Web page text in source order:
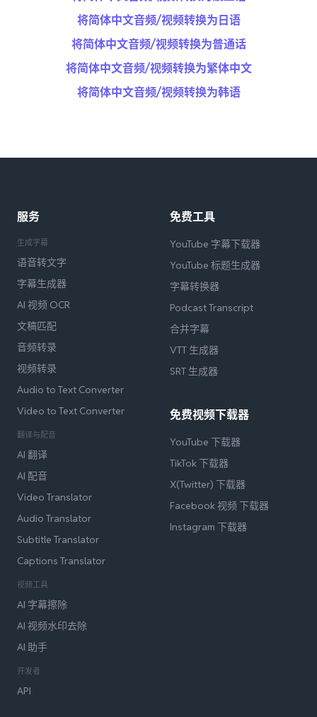
将简体中文音频/视频转换为日语
将简体中文音频/视频转换为普通话
将简体中文音频/视频转换为繁体中文
将简体中文音频/视频转换为韩语
服务
生成字幕
语音转文字
字幕生成器
AI 视频 OCR
文稿匹配
音频转录
视频转录
Audio to Text Converter
Video to Text Converter
翻译与配音
AI 翻译
AI 配音
Video Translator
Audio Translator
Subtitle Translator
Captions Translator
视频工具
AI 字幕擦除
AI 视频水印去除
AI 助手
开发者
API
免费工具
YouTube 字幕下载器
YouTube 标题生成器
字幕转换器
Podcast Transcript
合并字幕
VTT 生成器
SRT 生成器
免费视频下载器
YouTube 下载器
TikTok 下载器
X(Twitter) 下载器
Facebook 视频 下载器
Instagram 下载器